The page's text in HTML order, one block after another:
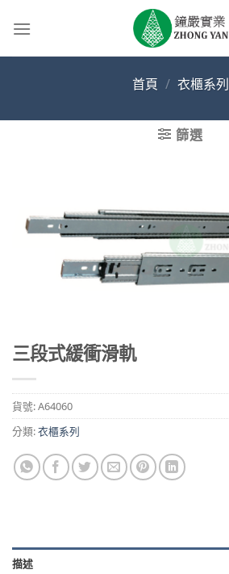
首頁 / 衣櫃系列
篩選
三段式緩衝滑軌
貨號:A64060
分類:衣櫃系列
描述